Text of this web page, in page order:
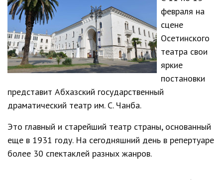
февраля на
сцене
Осетинского
театра свои
яркие
постановки
представит Абхазский государственный
драматический театр им. С. Чанба.
Это главный и старейший театр страны, основанный
еще в 1931 году. На сегодняшний день в репертуаре
более 30 спектаклей разных жанров.